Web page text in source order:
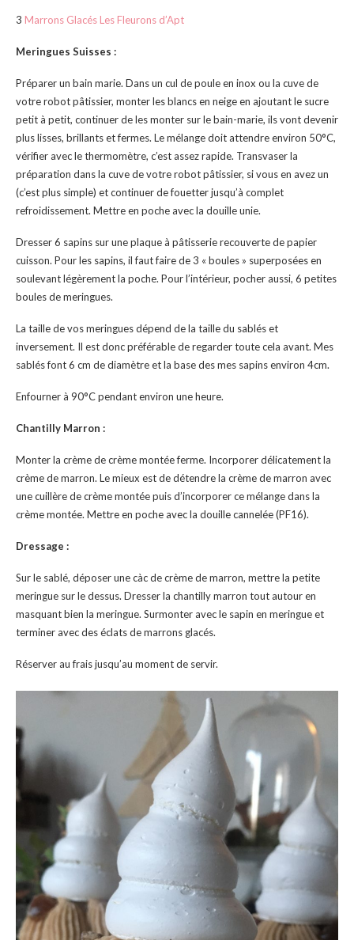
3 Marrons Glacés Les Fleurons d’Apt
Meringues Suisses :
Préparer un bain marie. Dans un cul de poule en inox ou la cuve de
votre robot pâtissier, monter les blancs en neige en ajoutant le sucre
petit à petit, continuer de les monter sur le bain-marie, ils vont devenir
plus lisses, brillants et fermes. Le mélange doit attendre environ 50°C,
vérifier avec le thermomètre, c’est assez rapide. Transvaser la
préparation dans la cuve de votre robot pâtissier, si vous en avez un
(c’est plus simple) et continuer de fouetter jusqu’à complet
refroidissement. Mettre en poche avec la douille unie.
Dresser 6 sapins sur une plaque à pâtisserie recouverte de papier
cuisson. Pour les sapins, il faut faire de 3 « boules » superposées en
soulevant légèrement la poche. Pour l’intérieur, pocher aussi, 6 petites
boules de meringues.
La taille de vos meringues dépend de la taille du sablés et
inversement. Il est donc préférable de regarder toute cela avant. Mes
sablés font 6 cm de diamètre et la base des mes sapins environ 4cm.
Enfourner à 90°C pendant environ une heure.
Chantilly Marron :
Monter la crème de crème montée ferme. Incorporer délicatement la
crème de marron. Le mieux est de détendre la crème de marron avec
une cuillère de crème montée puis d’incorporer ce mélange dans la
crème montée. Mettre en poche avec la douille cannelée (PF16).
Dressage :
Sur le sablé, déposer une càc de crème de marron, mettre la petite
meringue sur le dessus. Dresser la chantilly marron tout autour en
masquant bien la meringue. Surmonter avec le sapin en meringue et
terminer avec des éclats de marrons glacés.
Réserver au frais jusqu’au moment de servir.